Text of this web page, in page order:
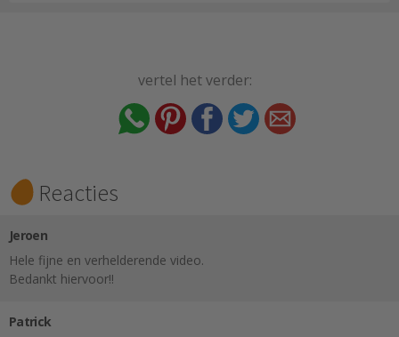
vertel het verder:
Reacties
Jeroen
Hele fijne en verhelderende video.
Bedankt hiervoor!!
Patrick